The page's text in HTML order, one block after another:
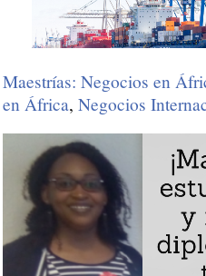
Maestrías: Negocios en
en África, Negocios